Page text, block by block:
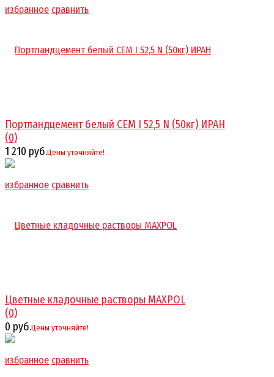
избранное сравнить
избранное сравнить
Портландцемент белый CEM I 52,5 N (50кг) ИРАН
(0)
1 210 руб.Цены уточняйте!
избранное сравнить
Цветные кладочные растворы MAXPOL
(0)
0 руб.Цены уточняйте!